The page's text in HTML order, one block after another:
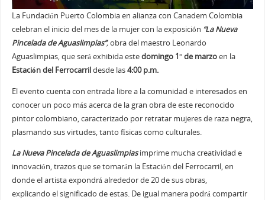
La Fundación Puerto Colombia en alianza con Canadem Colombia
celebran el inicio del mes de la mujer con la exposición “La Nueva
Pincelada de Aguaslimpias”,obra del maestro Leonardo
Aguaslimpias, que será exhibida estedomingo 1° de marzoen la
Estación del Ferrocarrildesde las4:00 p.m.
El evento cuenta con entrada libre a la comunidad e interesados en
conocer un poco más acerca de la gran obra de este reconocido
pintor colombiano, caracterizado por retratar mujeres de raza negra,
plasmando sus virtudes, tanto físicas como culturales.
La Nueva Pincelada de Aguaslimpias imprime mucha creatividad e
innovación, trazos que se tomarán la Estación del Ferrocarril, en
donde el artista expondrá alrededor de 20 de sus obras,
explicando el significado de estas. De igual manera podrá compartir